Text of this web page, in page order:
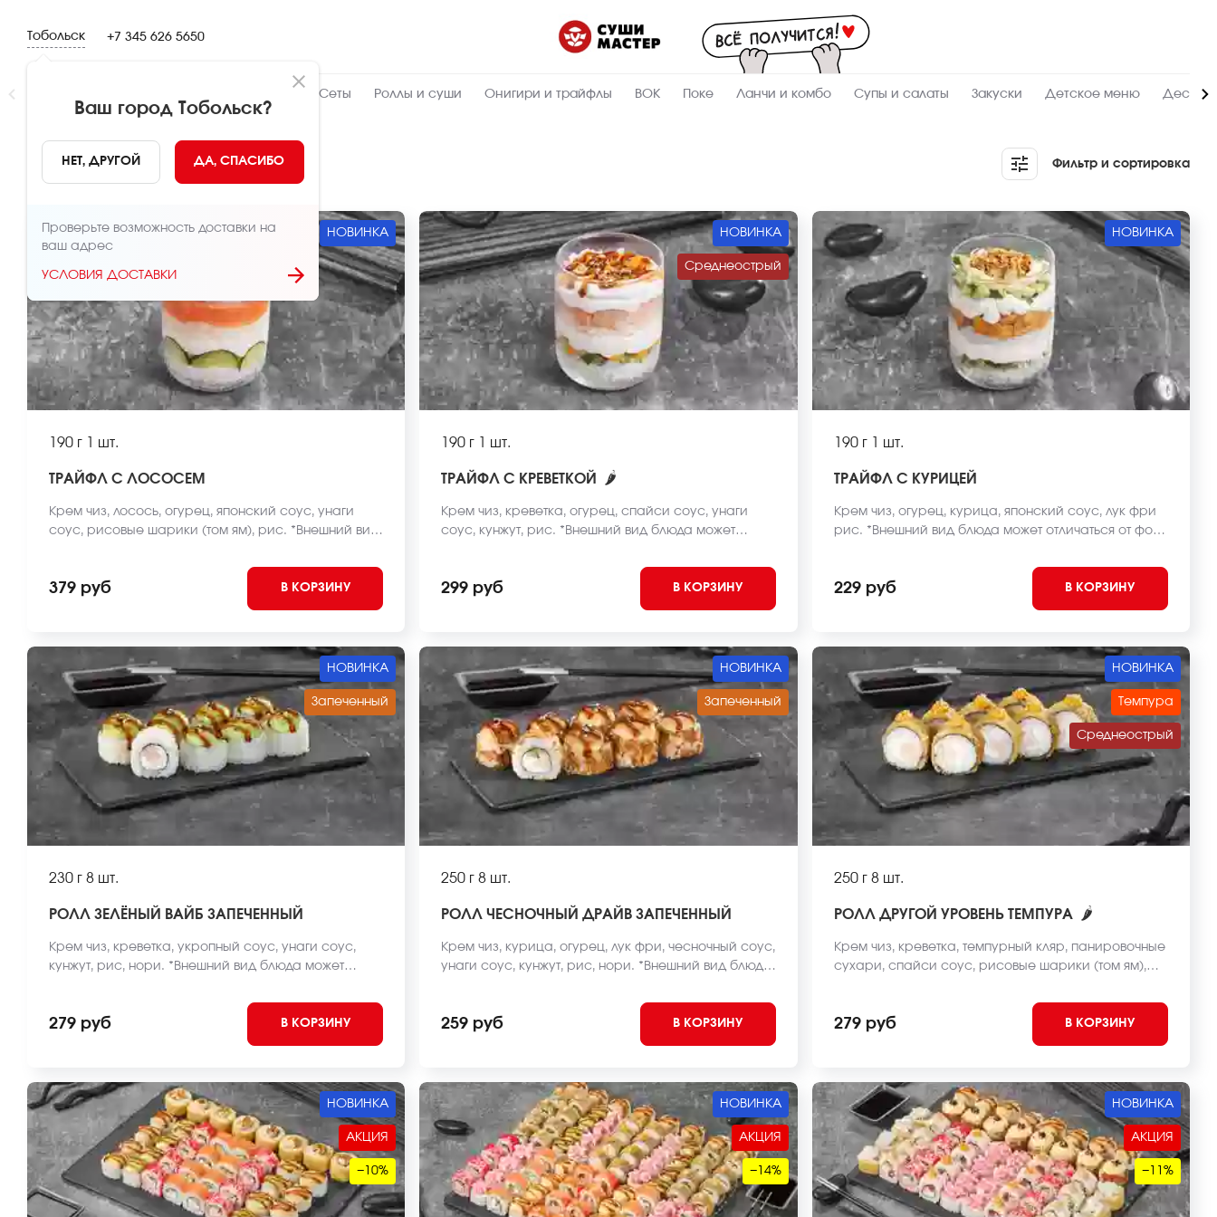
Тобольск
Ваш город Тобольск?
НЕТ, ДРУГОЙ ДА, СПАСИБО
Проверьте возможность доставки на
ваш адрес
УСЛОВИЯ ДОСТАВКИ
+7 345 626 5650
Сеты Роллы и суши Онигири и трайфлы ВОК Поке Ланчи и комбо Супы и салаты Закуски Детское меню
Новинки Фильтр и сортировка
НОВИНКА
190 г 1 шт.
ТРАЙФЛ С ЛОСОСЕМ
Крем чиз, лосось, огурец, японский соус, унаги
соус, рисовые шарики (том ям), рис. *Внешний вид
379 руб В КОРЗИНУ
НОВИНКА
Среднеострый
190 г 1 шт.
ТРАЙФЛ С КРЕВЕТКОЙ 🌶
Крем чиз, креветка, огурец, спайси соус, унаги
соус, кунжут, рис. *Внешний вид блюда может
299 руб В КОРЗИНУ
НОВИНКА
190 г1 шт.
ТРАЙФЛ С КУРИЦЕЙ
Крем чиз, огурец, курица, японский соус, лук фри
рис. *Внешний вид блюда может отличаться от фото
229 руб В КОРЗИНУ
НОВИНКА
Запеченный
230 г 8 шт.
РОЛЛ ЗЕЛЁНЫЙ ВАЙБ ЗАПЕЧЕННЫЙ
Крем чиз, креветка, укропный соус, унаги соус,
кунжут, рис, нори. *Внешний вид блюда может
279 руб В КОРЗИНУ
НОВИНКА
Запеченный
250 г 8 шт.
РОЛЛ ЧЕСНОЧНЫЙ ДРАЙВ ЗАПЕЧЕННЫЙ
Крем чиз, курица, огурец, лук фри, чесночный соус,
унаги соус, кунжут, рис, нори. *Внешний вид блюда
259 руб В КОРЗИНУ
НОВИНКА
Темпура
Среднеострый
250 г8 шт.
РОЛЛ ДРУГОЙ УРОВЕНЬ ТЕМПУРА 🌶
Крем чиз, креветка, темпурный кляр, панировочные
сухари, спайси соус, рисовые шарики (том ям),
279 руб В КОРЗИНУ
НОВИНКА
АКЦИЯ
−10%
НОВИНКА
АКЦИЯ
−14%
НОВИНКА
АКЦИЯ
−11%